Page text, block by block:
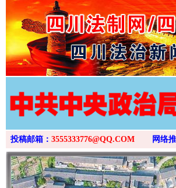
投稿邮箱： 3555333776@QQ.COM 网络